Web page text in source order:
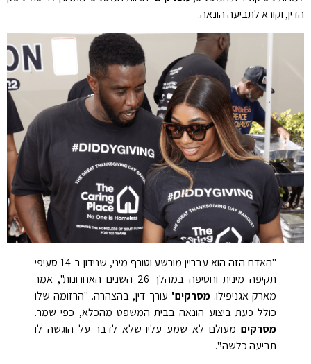
הדין, וקורא לתביעה הונאה.
"האדם הזה הוא עבריין מורשע וטורף מיני, שנידון ב-14 סעיפי
תקיפה מינית וחטיפה במהלך 26 השנים האחרונות", אמר
מארק אגניפילו.מסרקים' עורך דין, בהצהרה. "הרזומה שלו
כולל כעת ביצוע הונאה בבית המשפט מהכלא, כפי שמר.
מסרקים מעולם לא שמע עליו שלא לדבר על הוגשה לו
תביעה כלשהי".